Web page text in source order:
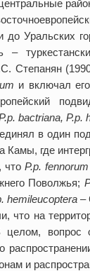
до Уральских
–
Степанян
и включал
bactriana, P.p.
в один
Камы, где
что P.p. fennorum
Поволжья; P
. hemileucoptera–
что на
вопрос
и